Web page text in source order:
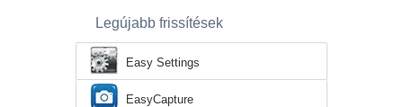
Legújabb frissítések
Easy Settings
EasyCapture